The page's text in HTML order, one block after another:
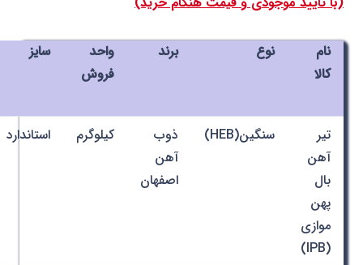
نام
کالا
نوع برند
واحد
فروش
سایز
تیر
آهن
بال
پهن
موازی
(IPB)
سنگین(HEB)
ذوب
آهن
اصفهان
کیلوگرم استاندارد